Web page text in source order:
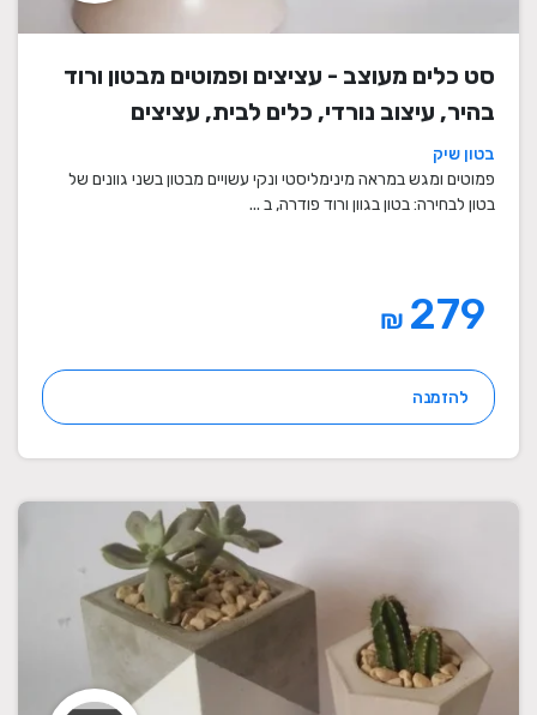
סט כלים מעוצב - עציצים ופמוטים מבטון ורוד
בהיר, עיצוב נורדי, כלים לבית, עציצים
מעוצבים, עציצי בטון, פמוטים לשבת, עציצים
מבטון, מתנה לבית
בטון שיק
פמוטים ומגש במראה מינימליסטי ונקי עשויים מבטון בשני גוונים של
בטון לבחירה: בטון בגוון ורוד פודרה, ב ...
₪
להזמנה